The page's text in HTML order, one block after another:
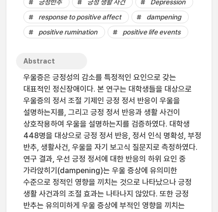
긍정반추
긍정 생활 사건
Depression
response to positive affect
dampening
positive rumination
positive life events
Abstract
우울증은 긍정성의 감소를 특정적인 요인으로 갖는
대표적인 정신장애이다. 본 연구는 대학생들을 대상으로
우울증의 정서 조절 기제인 긍정 정서 반응이 우울을
설명하는지를, 그리고 긍정 정서 반응과 생활 사건이
상호작용하여 우울을 설명하는지를 검증하였다. 대학생
448명을 대상으로 긍정 정서 반응, 정서 인식 명확성, 부정
반추, 생활사건, 우울을 자기 보고식 질문지로 측정하였다.
연구 결과, 우선 긍정 정서에 대한 반응의 하위 요인 중
가라앉히기(dampening)는 우울 증상에 유의미한
수준으로 정적인 영향을 끼치는 것으로 나타났으나 긍정
생활 사건과의 조절 효과는 나타나지 않았다. 또한 긍정
반추는 유의미하게 우울 증상에 부적인 영향을 끼치는